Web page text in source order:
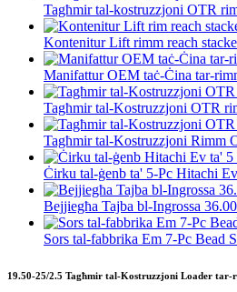
Tagħmir tal-kostruzzjoni OTR
Kontenitur Lift rimm reach
Manifattur OEM taċ-Ċina tar-
Tagħmir tal-Kostruzzjoni OTR
Tagħmir tal-Kostruzzjoni Rimm
Ċirku tal-ġenb ta' 5-Pc Hitachi
Bejjiegħa Tajba bl-Ingrossa
Sors tal-fabbrika Em 7-Pc Bead
19.50-25/2.5 Tagħmir tal-Kostruzzjoni Loader tar-